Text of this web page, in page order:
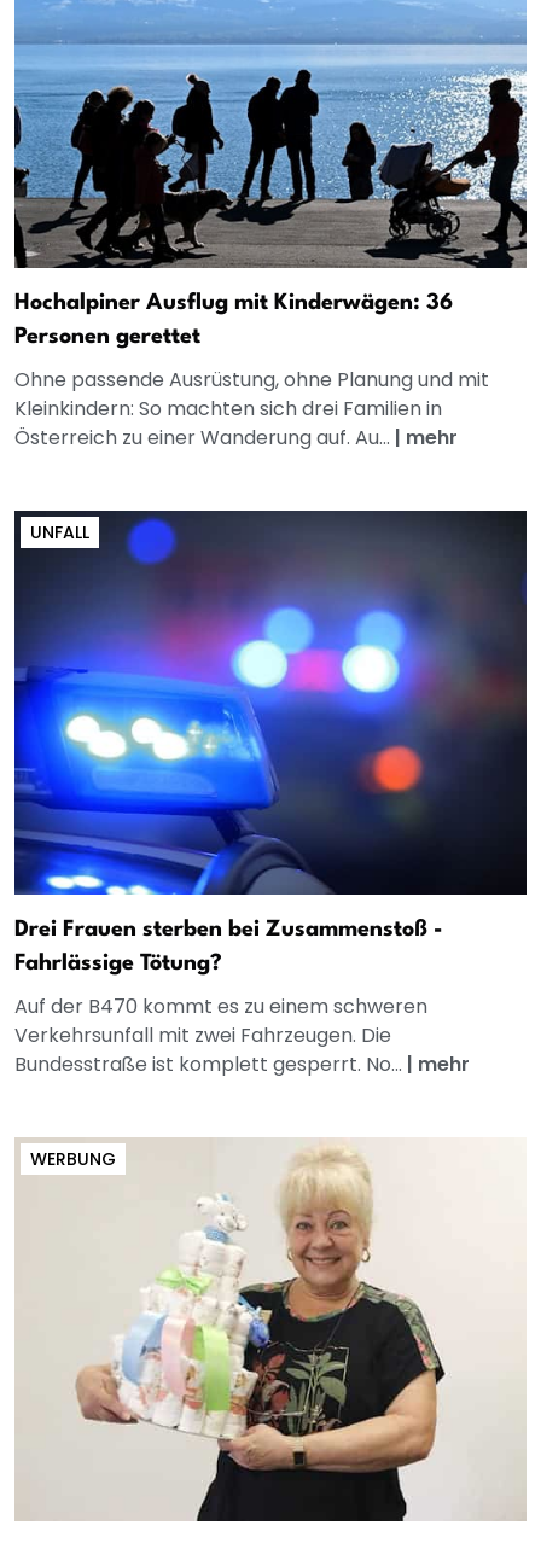
Hochalpiner Ausflug mit Kinderwägen: 36
Personen gerettet
Ohne passende Ausrüstung, ohne Planung und mit
Kleinkindern: So machten sich drei Familien in
Österreich zu einer Wanderung auf. Au... | mehr
UNFALL
Drei Frauen sterben bei Zusammenstoß -
Fahrlässige Tötung?
Auf der B470 kommt es zu einem schweren
Verkehrsunfall mit zwei Fahrzeugen. Die
Bundesstraße ist komplett gesperrt. No... | mehr
WERBUNG